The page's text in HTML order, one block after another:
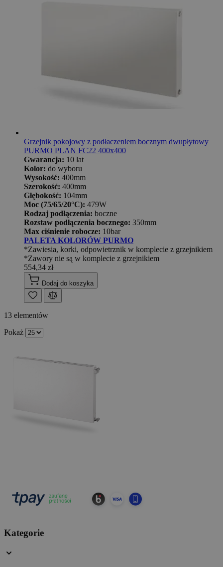
Grzejnik pokojowy z podłaczeniem bocznym dwupłytowy
PURMO PLAN FC22 400x400
Gwarancja: 10 lat
Kolor: do wyboru
Wysokość: 400mm
Szerokość: 400mm
Głębokość: 104mm
Moc (75/65/20°C): 479W
Rodzaj podłączenia: boczne
Rozstaw podłączenia bocznego: 350mm
Max ciśnienie robocze: 10bar
PALETA KOLORÓW PURMO
*Zawiesia, korki, odpowietrznik w komplecie z grzejnikiem
*Zawory nie są w komplecie z grzejnikiem
554,34 zł
Dodaj do koszyka
13 elementów
Pokaż
Kategorie